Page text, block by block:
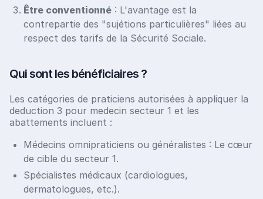
Être conventionné : L'avantage est la
contrepartie des "sujétions particulières" liées au
respect des tarifs de la Sécurité Sociale.
Qui sont les bénéficiaires ?
Les catégories de praticiens autorisées à appliquer la
deduction 3 pour medecin secteur 1 et les
abattements incluent :
Médecins omnipraticiens ou généralistes : Le cœur
de cible du secteur 1.
Spécialistes médicaux (cardiologues,
dermatologues, etc.).